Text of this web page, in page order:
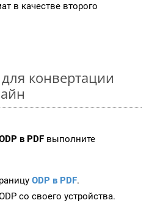
в качестве второго
конвертации
в PDF выполните
ODP в PDF.
со своего устройства.